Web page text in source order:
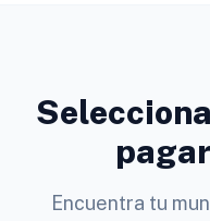
Encuentra tu